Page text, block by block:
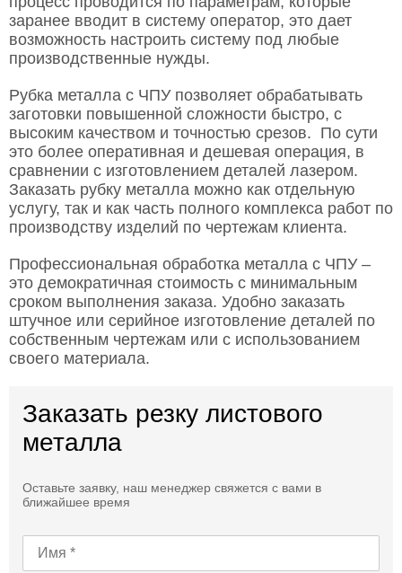
заранее вводит в систему оператор, это дает
возможность настроить систему под любые
производственные нужды.
Рубка металла с ЧПУ позволяет обрабатывать
заготовки повышенной сложности быстро, с
высоким качеством и точностью срезов. По сути
это более оперативная и дешевая операция, в
сравнении с изготовлением деталей лазером.
Заказать рубку металла можно как отдельную
услугу, так и как часть полного комплекса работ по
производству изделий по чертежам клиента.
Профессиональная обработка металла с ЧПУ –
это демократичная стоимость с минимальным
сроком выполнения заказа. Удобно заказать
штучное или серийное изготовление деталей по
собственным чертежам или с использованием
своего материала.
Заказать резку листового
металла
Оставьте заявку, наш менеджер свяжется с вами в
ближайшее время